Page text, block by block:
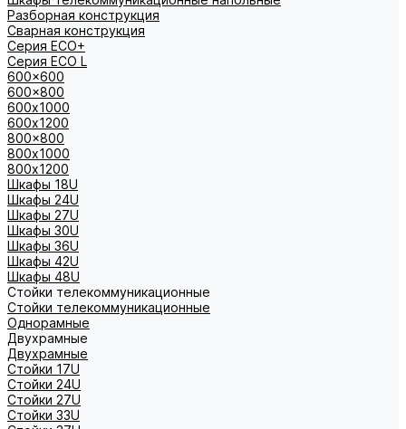
Разборная конструкция
Сварная конструкция
Серия ECO+
Серия ECO L
600x600
600x800
600х1000
600х1200
800x800
800х1000
800х1200
Шкафы 18U
Шкафы 24U
Шкафы 27U
Шкафы 30U
Шкафы 36U
Шкафы 42U
Шкафы 48U
Стойки телекоммуникационные
Стойки телекоммуникационные
Однорамные
Двухрамные
Двухрамные
Стойки 17U
Стойки 24U
Стойки 27U
Стойки 33U